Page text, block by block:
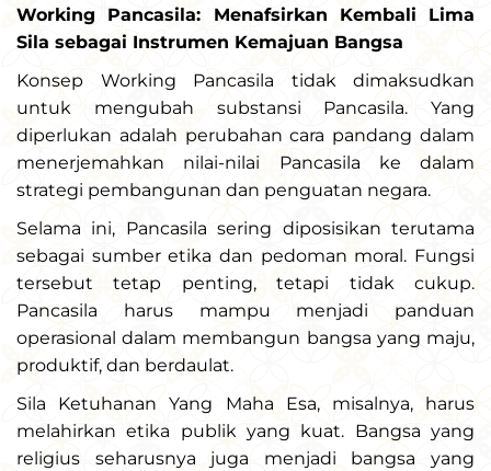
Working Pancasila: Menafsirkan Kembali Lima
Sila sebagai Instrumen Kemajuan Bangsa
Konsep Working Pancasila tidak dimaksudkan
untuk mengubah substansi Pancasila. Yang
diperlukan adalah perubahan cara pandang dalam
menerjemahkan nilai-nilai Pancasila ke dalam
strategi pembangunan dan penguatan negara.
Selama ini, Pancasila sering diposisikan terutama
sebagai sumber etika dan pedoman moral. Fungsi
tersebut tetap penting, tetapi tidak cukup.
Pancasila harus mampu menjadi panduan
operasional dalam membangun bangsa yang maju,
produktif, dan berdaulat.
Sila Ketuhanan Yang Maha Esa, misalnya, harus
melahirkan etika publik yang kuat. Bangsa yang
religius seharusnya juga menjadi bangsa yang